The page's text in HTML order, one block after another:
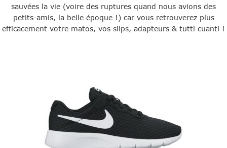
sauvées la vie (voire des ruptures quand nous avions des
petits-amis, la belle époque !) car vous retrouverez plus
efficacement votre matos, vos slips, adapteurs & tutti cuanti !